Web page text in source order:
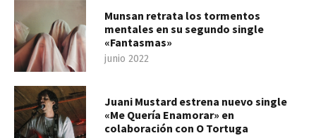
Munsan retrata los tormentos
mentales en su segundo single
«Fantasmas»
junio 2022
Juani Mustard estrena nuevo single
«Me Quería Enamorar» en
colaboración con O Tortuga